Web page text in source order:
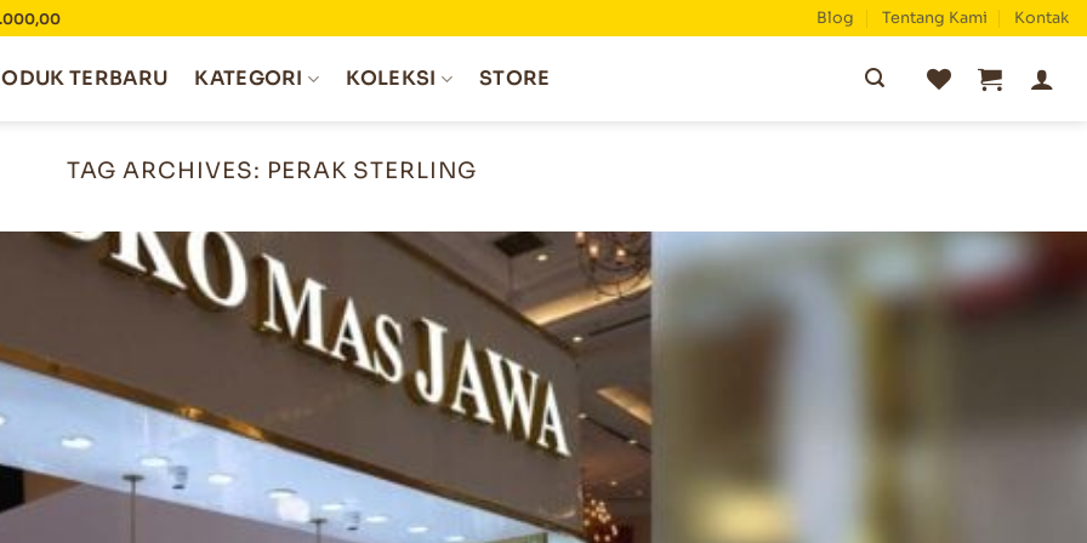
Blog Tentang Kami Kontak
TERBARU KATEGORI KOLEKSI STORE
TAG ARCHIVES: PERAK STERLING